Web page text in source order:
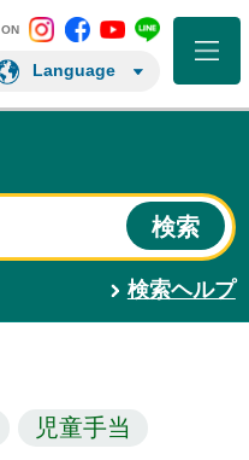
ームページ矢吹町 Instagram
矢吹町矢吹町矢吹町
Language
検索ヘルプ
児童手当